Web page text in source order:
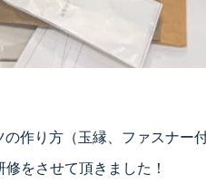
作り方（玉縁、ファスナー
をさせて頂きました！